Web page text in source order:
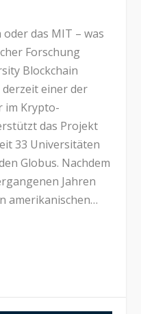
das MIT – was
Forschung
Blockchain
derzeit einer der
im Krypto-
das Projekt
33 Universitäten
Globus. Nachdem
Jahren
amerikanischen…